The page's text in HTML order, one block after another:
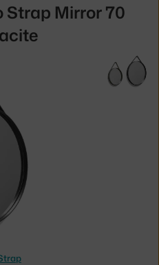
Strap Mirror 70